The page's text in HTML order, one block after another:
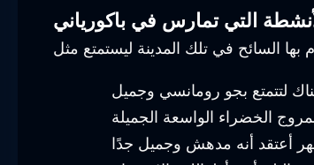
التي تمارس في باكورياني